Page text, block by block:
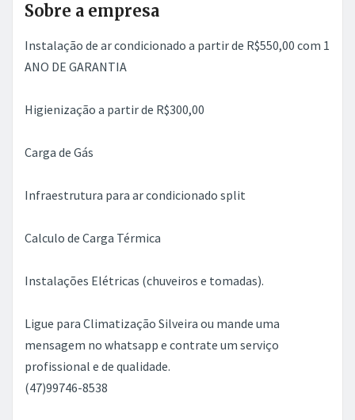
Sobre a empresa
Instalação de ar condicionado a partir de R$550,00 com 1
ANO DE GARANTIA
Higienização a partir de R$300,00
Carga de Gás
Infraestrutura para ar condicionado split
Calculo de Carga Térmica
Instalações Elétricas (chuveiros e tomadas).
Ligue para Climatização Silveira ou mande uma
mensagem no whatsapp e contrate um serviço
profissional e de qualidade.
(47)99746-8538